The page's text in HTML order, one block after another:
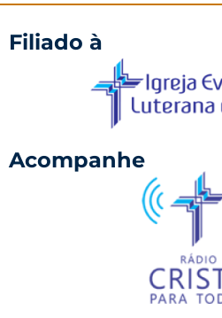
Filiado à
Acompanhe